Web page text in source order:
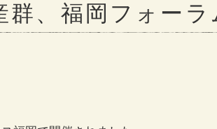
群、福岡フォーラ